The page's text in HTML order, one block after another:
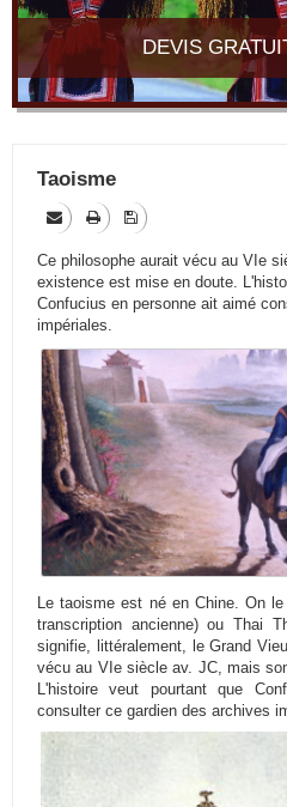
DEVIS
Taoisme
Ce philosophe aurait vécu au VIe
existence est mise en doute.
Confucius en personne ait aimé
impériales.
Le taoisme est né en Chine. On
transcription ancienne) ou Thai
signifie, littéralement, le Grand
vécu au VIe siècle av. JC, mais
L'histoire veut pourtant que
consulter ce gardien des archives